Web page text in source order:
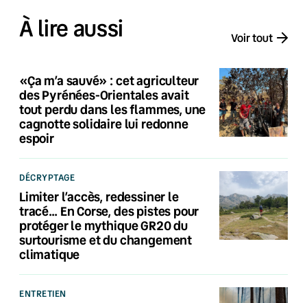
À lire aussi Voir tout
«Ça m’a sauvé» : cet agriculteur
des Pyrénées-Orientales avait
tout perdu dans les flammes, une
cagnotte solidaire lui redonne
espoir
DÉCRYPTAGE
Limiter l’accès, redessiner le
tracé… En Corse, des pistes pour
protéger le mythique GR20 du
surtourisme et du changement
climatique
ENTRETIEN